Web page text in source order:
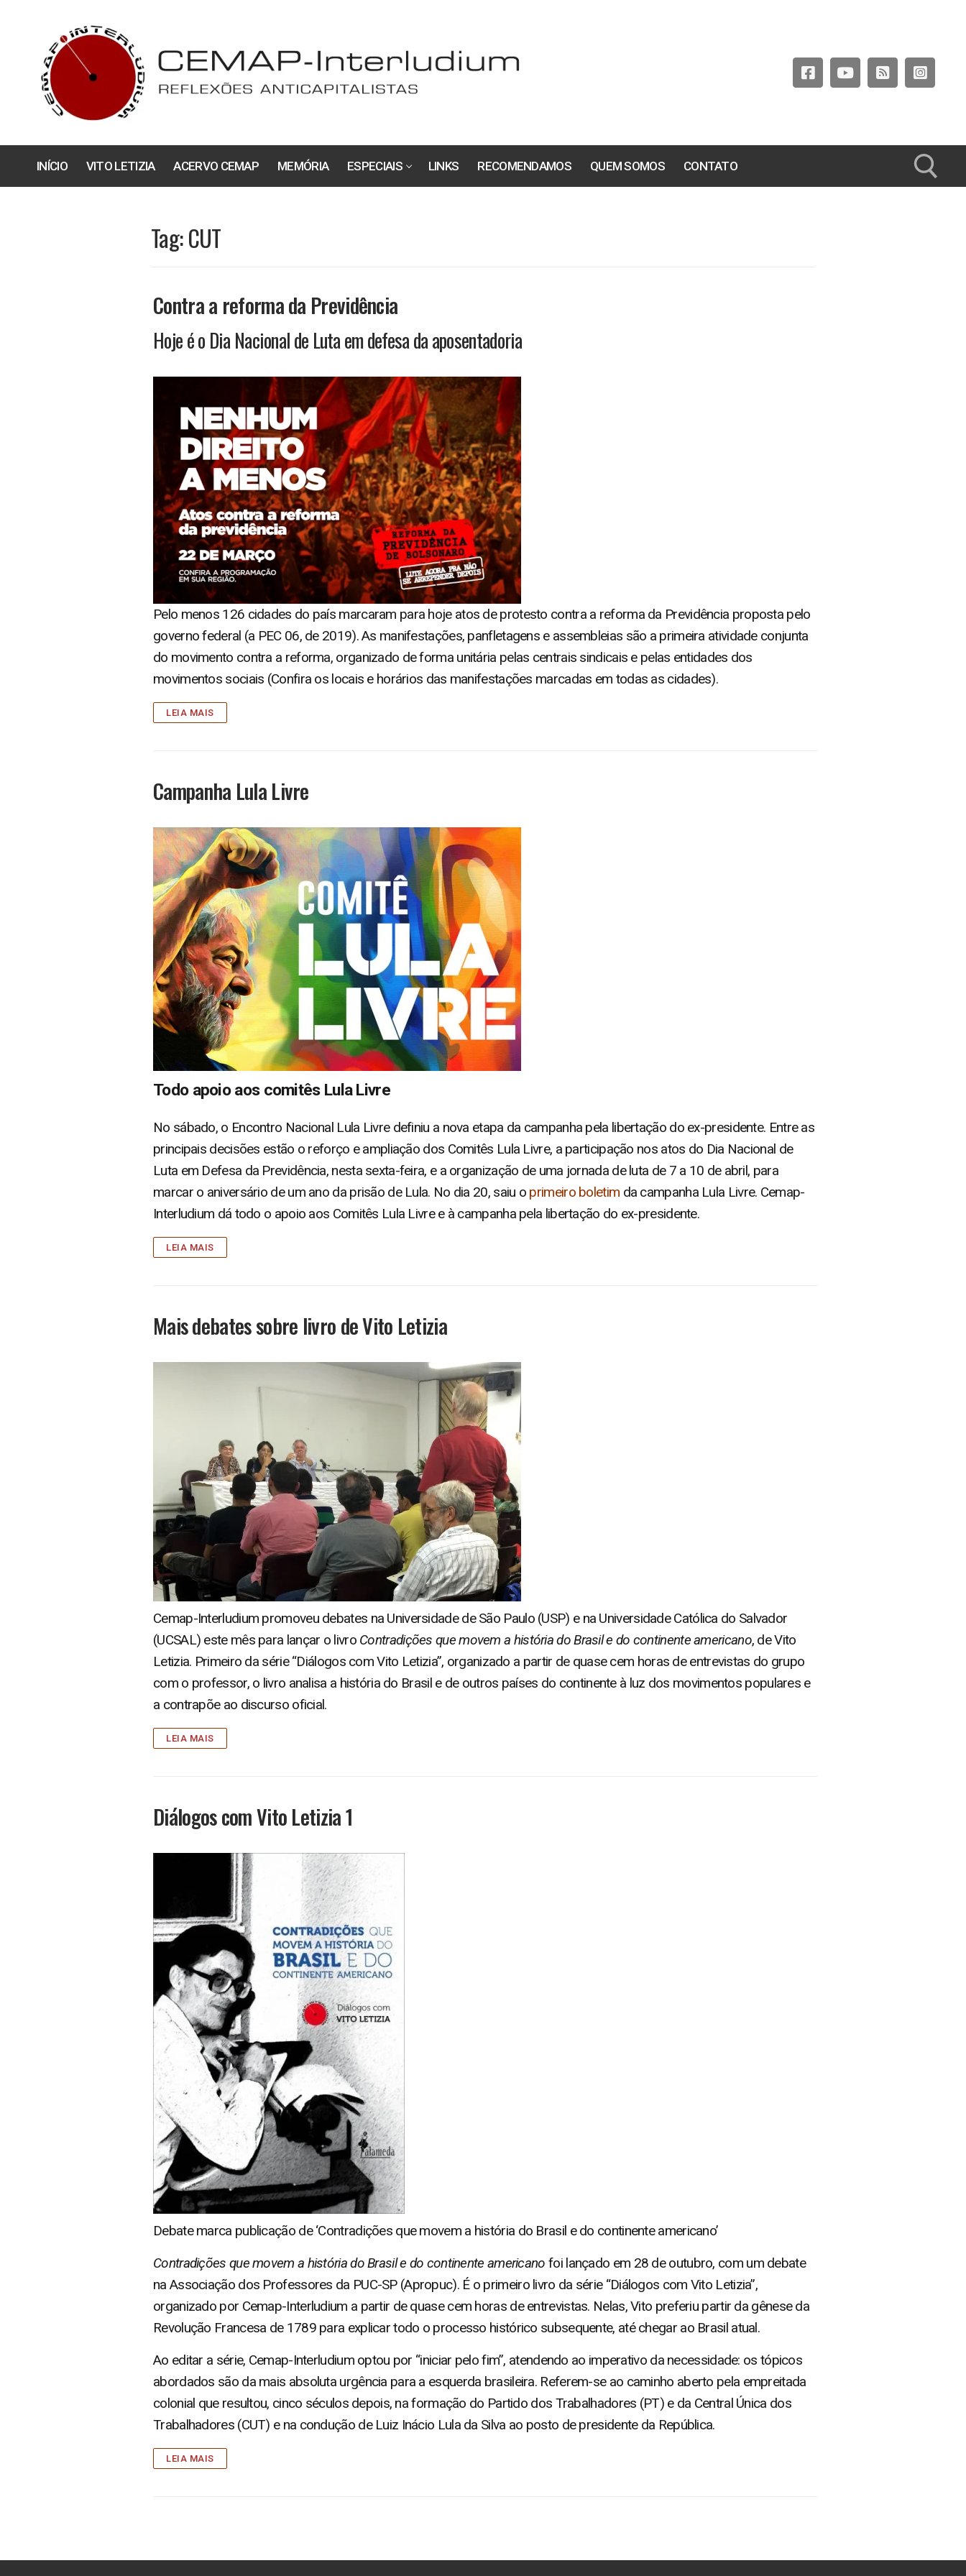
conteúdo
INÍCIO VITO LETIZIA ACERVO CEMAP MEMÓRIA ESPECIAIS LINKS RECOMENDAMOS QUEM SOMOS CONTATO
Tag:CUT
Contra a reforma da Previdência
Hoje é o Dia Nacional de Luta em defesa da aposentadoria
Pelo menos 126 cidades do país marcaram para hoje atos de protesto contra a reforma da Previdência proposta pelo
governo federal (a PEC 06, de 2019). As manifestações, panfletagens e assembleias são a primeira atividade conjunta
do movimento contra a reforma, organizado de forma unitária pelas centrais sindicais e pelas entidades dos
movimentos sociais (Confira os locais e horários das manifestações marcadas em todas as cidades).
LEIA MAIS
Campanha Lula Livre
Todo apoio aos comitês Lula Livre
No sábado, o Encontro Nacional Lula Livre definiu a nova etapa da campanha pela libertação do ex-presidente. Entre as
principais decisões estão o reforço e ampliação dos Comitês Lula Livre, a participação nos atos do Dia Nacional de
Luta em Defesa da Previdência, nesta sexta-feira, e a organização de uma jornada de luta de 7 a 10 de abril, para
marcar o aniversário de um ano da prisão de Lula. No dia 20, saiu o primeiro boletim da campanha Lula Livre. Cemap-
Interludium dá todo o apoio aos Comitês Lula Livre e à campanha pela libertação do ex-presidente.
LEIA MAIS
Mais debates sobre livro de Vito Letizia
Cemap-Interludium promoveu debates na Universidade de São Paulo (USP) e na Universidade Católica do Salvador
(UCSAL) este mês para lançar o livro Contradições que movem a história do Brasil e do continente americano, de Vito
Letizia. Primeiro da série “Diálogos com Vito Letizia”, organizado a partir de quase cem horas de entrevistas do grupo
com o professor, o livro analisa a história do Brasil e de outros países do continente à luz dos movimentos populares e
a contrapõe ao discurso oficial.
LEIA MAIS
Diálogos com Vito Letizia 1
Debate marca publicação de ‘Contradições que movem a história do Brasil e do continente americano’
Contradições que movem a história do Brasil e do continente americano foi lançado em 28 de outubro, com um debate
na Associação dos Professores da PUC-SP (Apropuc). É o primeiro livro da série “Diálogos com Vito Letizia”,
organizado por Cemap-Interludium a partir de quase cem horas de entrevistas. Nelas, Vito preferiu partir da gênese da
Revolução Francesa de 1789 para explicar todo o processo histórico subsequente, até chegar ao Brasil atual.
Ao editar a série, Cemap-Interludium optou por “iniciar pelo fim”, atendendo ao imperativo da necessidade: os tópicos
abordados são da mais absoluta urgência para a esquerda brasileira. Referem-se ao caminho aberto pela empreitada
colonial que resultou, cinco séculos depois, na formação do Partido dos Trabalhadores (PT) e da Central Única dos
Trabalhadores (CUT) e na condução de Luiz Inácio Lula da Silva ao posto de presidente da República.
LEIA MAIS